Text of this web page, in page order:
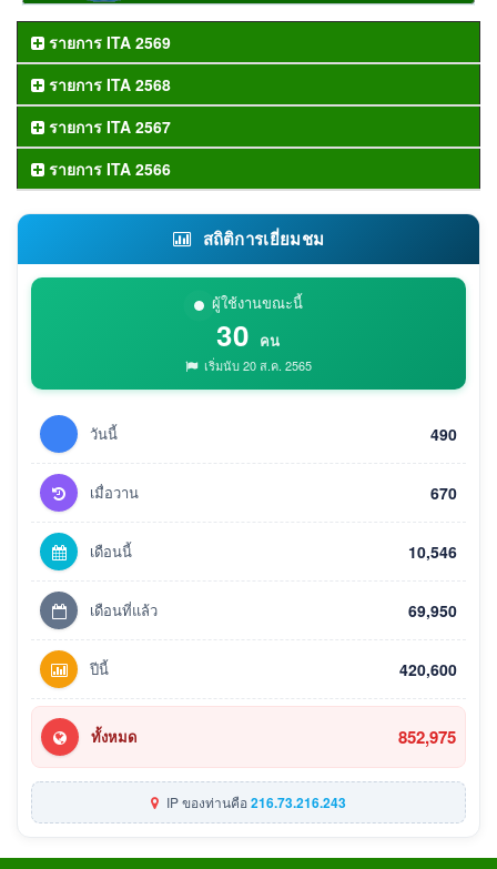
รายการ ITA 2569
รายการ ITA 2568
รายการ ITA 2567
รายการ ITA 2566
สถิติการเยี่ยมชม
ผู้ใช้งานขณะนี้
30 คน
เริ่มนับ 20 ส.ค. 2565
วันนี้ 490
เมื่อวาน 670
เดือนนี้ 10,546
เดือนที่แล้ว 69,950
ปีนี้ 420,600
ทั้งหมด 852,975
IP ของท่านคือ216.73.216.243